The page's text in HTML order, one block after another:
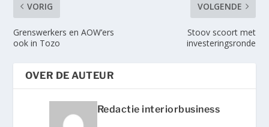
VORIG
Grenswerkers en AOW’ers
ook in Tozo
VOLGENDE
Stoov scoort met
investeringsronde
OVER DE AUTEUR
Redactie interiorbusiness